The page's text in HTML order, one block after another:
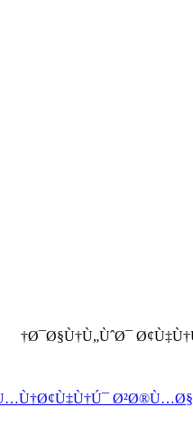
Ø¯Ø§Ù†Ù„ÙˆØ¯
Ø¢Ù‡Ù†Ú¯